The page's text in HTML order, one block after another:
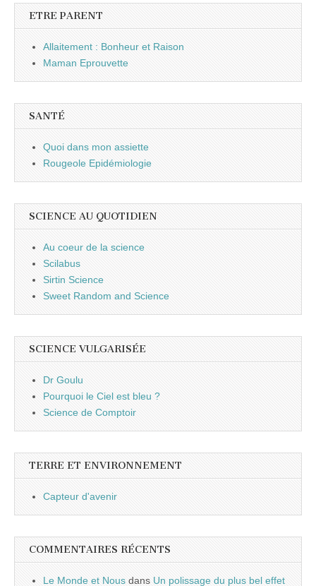
ETRE PARENT
Allaitement : Bonheur et Raison
Maman Eprouvette
SANTÉ
Quoi dans mon assiette
Rougeole Epidémiologie
SCIENCE AU QUOTIDIEN
Au coeur de la science
Scilabus
Sirtin Science
Sweet Random and Science
SCIENCE VULGARISÉE
Dr Goulu
Pourquoi le Ciel est bleu ?
Science de Comptoir
TERRE ET ENVIRONNEMENT
Capteur d'avenir
COMMENTAIRES RÉCENTS
Le Monde et Nous dans Un polissage du plus bel effet